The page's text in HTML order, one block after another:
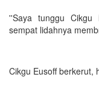
''Saya tunggu Cikgu
sempat lidahnya
Cikgu Eusoff berkerut,